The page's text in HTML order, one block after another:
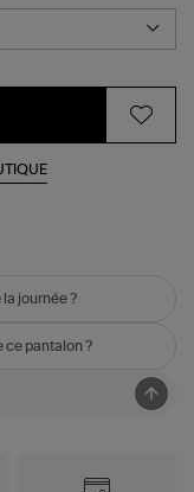
journée ?
ce pantalon ?